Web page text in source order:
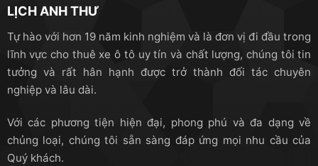
LỊCH ANH THƯ
Tự hào với hơn 19 năm kinh nghiệm và là đơn vị đi đầu trong
lĩnh vực cho thuê xe ô tô uy tín và chất lượng, chúng tôi tin
tưởng và rất hân hạnh được trở thành đối tác chuyên
nghiệp và lâu dài.
Với các phương tiện hiện đại, phong phú và đa dạng về
chủng loại, chúng tôi sẵn sàng đáp ứng mọi nhu cầu của
Quý khách.